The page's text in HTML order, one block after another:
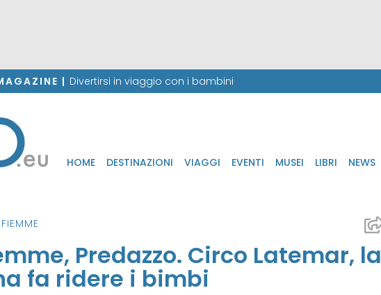
| Divertirsi in viaggio con i bambini
HOME DESTINAZIONI VIAGGI EVENTI MUSEI LIBRI NEWS
Predazzo. Circo Latemar, la
fa ridere i bimbi